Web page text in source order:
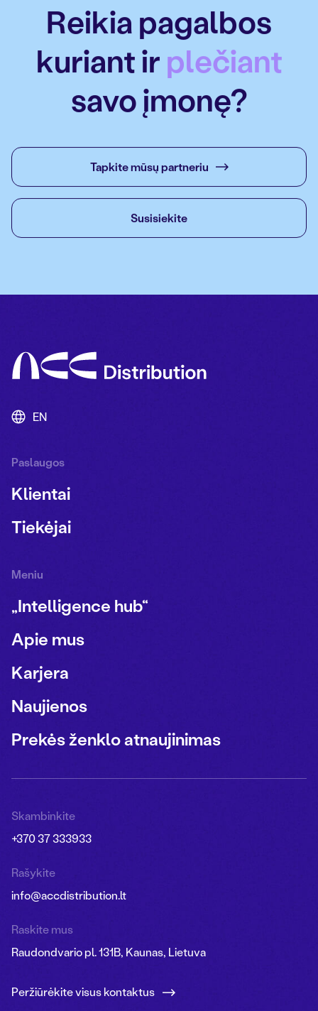
Reikia pagalbos
kuriant irplečiant
savo įmonę?
Tapkite mūsų partneriu
Susisiekite
EN
Paslaugos
Klientai
Tiekėjai
Meniu
„Intelligence hub“
Apie mus
Karjera
Naujienos
Prekės ženklo atnaujinimas
Skambinkite
+370 37 333933
Rašykite
info@accdistribution.lt
Raskite mus
Raudondvario pl. 131B, Kaunas, Lietuva
Peržiūrėkite visus kontaktus